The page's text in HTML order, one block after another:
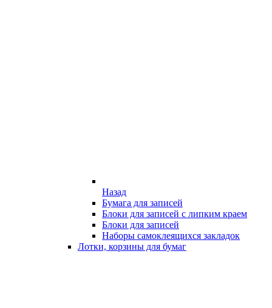
Назад
Бумага для записей
Блоки для записей с липким краем
Блоки для записей
Наборы самоклеящихся закладок
Лотки, корзины для бумаг